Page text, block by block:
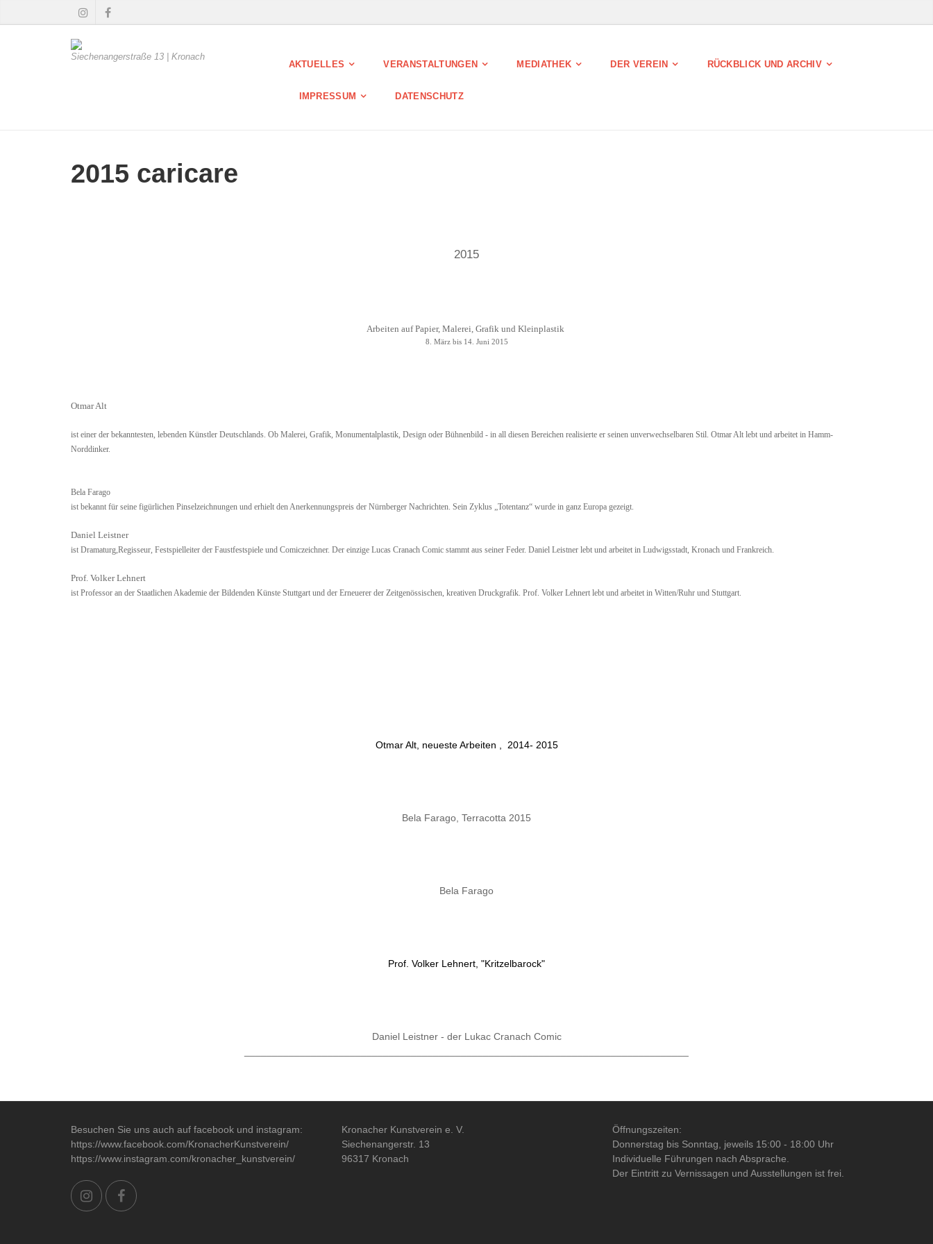
Siechenangerstraße 13 | Kronach
AKTUELLES VERANSTALTUNGEN MEDIATHEK DER VEREIN RÜCKBLICK UND ARCHIV
IMPRESSUM DATENSCHUTZ
2015 caricare
2015
Arbeiten auf Papier, Malerei, Grafik und Kleinplastik
8. März bis 14. Juni 2015
Otmar Alt
ist einer der bekanntesten, lebenden Künstler Deutschlands. Ob Malerei, Grafik, Monumentalplastik, Design oder Bühnenbild - in all diesen Bereichen realisierte er seinen unverwechselbaren Stil. Otmar Alt lebt und arbeitet in Hamm-
Norddinker.
Bela Farago
ist bekannt für seine figürlichen Pinselzeichnungen und erhielt den Anerkennungspreis der Nürnberger Nachrichten. Sein Zyklus „Totentanz“ wurde in ganz Europa gezeigt.
Daniel Leistner
ist Dramaturg,Regisseur, Festspielleiter der Faustfestspiele und Comiczeichner. Der einzige Lucas Cranach Comic stammt aus seiner Feder. Daniel Leistner lebt und arbeitet in Ludwigsstadt, Kronach und Frankreich.
Prof. Volker Lehnert
ist Professor an der Staatlichen Akademie der Bildenden Künste Stuttgart und der Erneuerer der Zeitgenössischen, kreativen Druckgrafik. Prof. Volker Lehnert lebt und arbeitet in Witten/Ruhr und Stuttgart.
Otmar Alt, neueste Arbeiten , 2014- 2015
Bela Farago, Terracotta 2015
Bela Farago
Prof. Volker Lehnert, "Kritzelbarock"
Daniel Leistner - der Lukac Cranach Comic
Besuchen Sie uns auch auf facebook und instagram:
https://www.facebook.com/KronacherKunstverein/
https://www.instagram.com/kronacher_kunstverein/
Kronacher Kunstverein e. V.
Siechenangerstr. 13
96317 Kronach
Öffnungszeiten:
Donnerstag bis Sonntag, jeweils 15:00 - 18:00 Uhr
Individuelle Führungen nach Absprache.
Der Eintritt zu Vernissagen und Ausstellungen ist frei.